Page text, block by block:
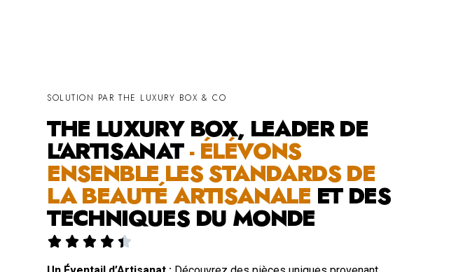
SOLUTION PAR THE LUXURY BOX & CO
THE LUXURY BOX, LEADER DE
L'ARTISANAT- ÉLÉVONS
ENSENBLE LES STANDARDS DE
LA BEAUTÉ ARTISANALE ET DES
TECHNIQUES DU MONDE
    